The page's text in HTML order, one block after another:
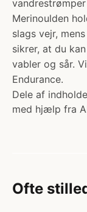
Merinoulden
slags vejr,
sikrer, at du
vabler og sår.
Endurance.
Dele af
med hjælp fra
Ofte